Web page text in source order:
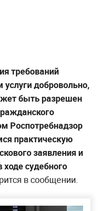
требований
услуги добровольно,
быть разрешен
Роспотребнадзор
практическую
заявления и
судебного
в сообщении.